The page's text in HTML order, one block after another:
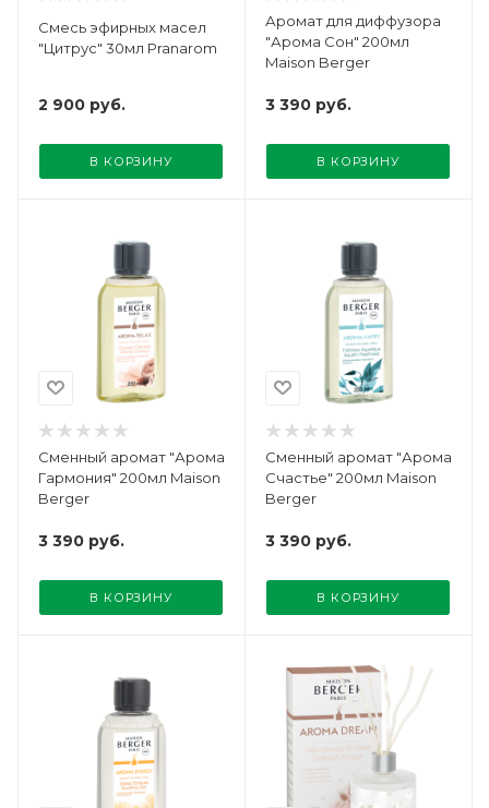
Смесь эфирных масел
"Цитрус" 30мл Pranarom
2 900 руб.
В КОРЗИНУ
Аромат для диффузора
"Арома Сон" 200мл
Maison Berger
3 390 руб.
В КОРЗИНУ
Сменный аромат "Арома
Гармония" 200мл Maison
Berger
3 390 руб.
В КОРЗИНУ
Сменный аромат "Арома
Счастье" 200мл Maison
Berger
3 390 руб.
В КОРЗИНУ